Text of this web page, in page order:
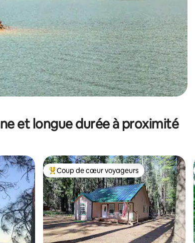
et longue durée à proximité
Coups de cœur voyageurs les plus appréciés
Coup de cœur voyageurs